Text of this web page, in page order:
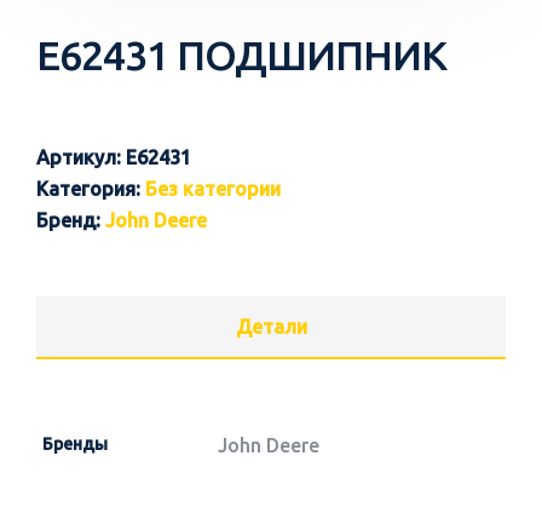
E62431 ПОДШИПНИК
Артикул: E62431
Категория: Без категории
Бренд: John Deere
Детали
Бренды John Deere